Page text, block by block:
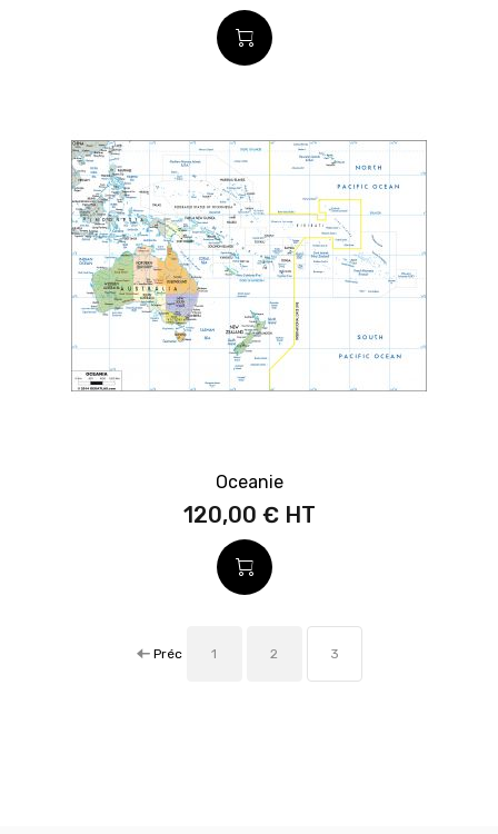
Oceanie
120,00 €
Préc 1 2 3